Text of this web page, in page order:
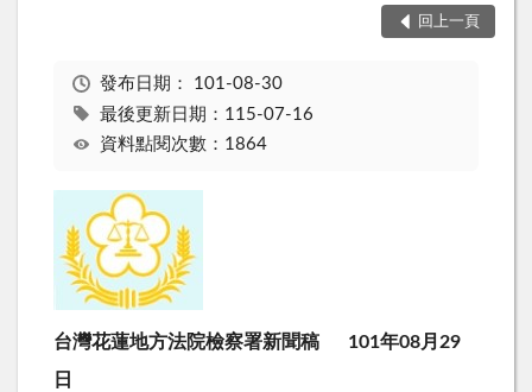
回上一頁
發布日期： 101-08-30
最後更新日期：115-07-16
資料點閱次數：1864
台灣花蓮地方法院檢察署新聞稿 101年08月29
日